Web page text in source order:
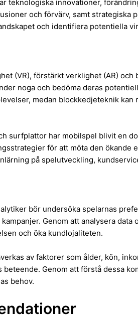
teknologiska innovationer,
och förvärv, samt strategiska
och identifiera potentiella
(VR), förstärkt verklighet (AR) och
noga och bedöma deras
medan blockkedjeteknik kan
surfplattor har mobilspel blivit en
för att möta den ökande
på spelutveckling,
bör undersöka spelarnas
Genom att analysera data
och öka kundlojaliteten.
av faktorer som ålder, kön,
Genom att förstå dessa
behov.